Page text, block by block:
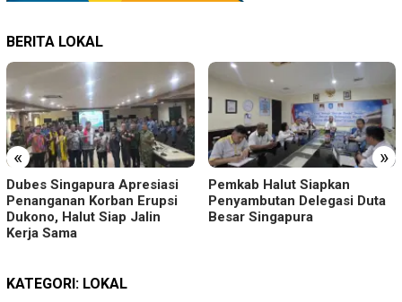
BERITA LOKAL
« »
Dubes Singapura Apresiasi
Penanganan Korban Erupsi
Dukono, Halut Siap Jalin
Kerja Sama
Pemkab Halut Siapkan
Penyambutan Delegasi Duta
Besar Singapura
KATEGORI: LOKAL